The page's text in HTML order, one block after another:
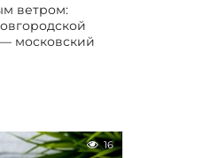
ветром:
московский
16